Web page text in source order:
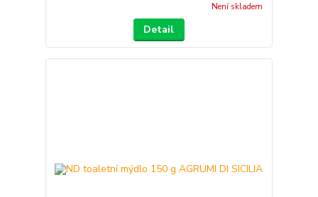
Není skladem
Detail